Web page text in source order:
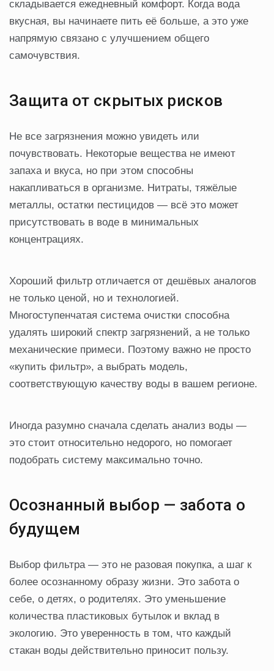
складывается ежедневный комфорт. Когда вода
вкусная, вы начинаете пить её больше, а это уже
напрямую связано с улучшением общего
самочувствия.
Защита от скрытых рисков
Не все загрязнения можно увидеть или
почувствовать. Некоторые вещества не имеют
запаха и вкуса, но при этом способны
накапливаться в организме. Нитраты, тяжёлые
металлы, остатки пестицидов — всё это может
присутствовать в воде в минимальных
концентрациях.
Хороший фильтр отличается от дешёвых аналогов
не только ценой, но и технологией.
Многоступенчатая система очистки способна
удалять широкий спектр загрязнений, а не только
механические примеси. Поэтому важно не просто
«купить фильтр», а выбрать модель,
соответствующую качеству воды в вашем регионе.
Иногда разумно сначала сделать анализ воды —
это стоит относительно недорого, но помогает
подобрать систему максимально точно.
Осознанный выбор — забота о
будущем
Выбор фильтра — это не разовая покупка, а шаг к
более осознанному образу жизни. Это забота о
себе, о детях, о родителях. Это уменьшение
количества пластиковых бутылок и вклад в
экологию. Это уверенность в том, что каждый
стакан воды действительно приносит пользу.